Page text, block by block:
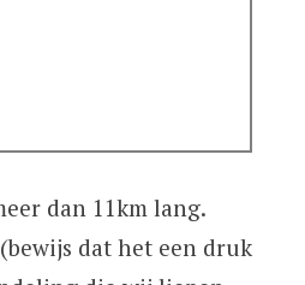
dan 11km lang.
dat het een druk